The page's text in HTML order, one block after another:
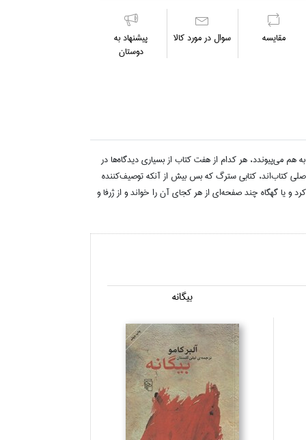
مقايسه سوال در مورد كالا
پیشنهاد به
دوستان
مي‌پيوندد، هر كدام از هفت كتاب از بسياري ديدگاه‌ها در
كتاب‌اند، كتابي سترگ كه بس بيش از آنكه توصيف‌كننده
و يا گهگاه چند صفحه‌اي از هر كجاي آن را خواند و از ژرفا و
بيگانه